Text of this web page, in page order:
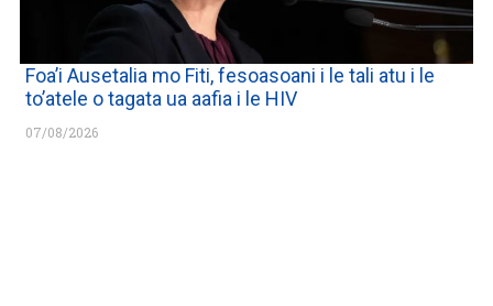
Foa’i Ausetalia mo Fiti, fesoasoani i le tali atu i le
to’atele o tagata ua aafia i le HIV
07/08/2026